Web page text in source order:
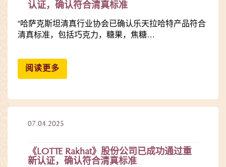
认证，确认符合清真标准
"哈萨克斯坦清真行业协会已确认乐天拉哈特产品符合
清真标准，包括巧克力，糖果，焦糖…
阅读更多
07.04.2025
《LOTTE Rakhat》股份公司已成功通过重
新认证，确认符合清真标准